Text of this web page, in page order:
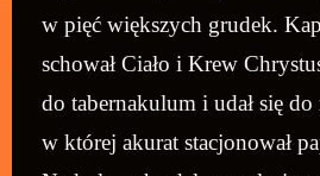
w pięć większych grudek.
schował Ciało i Krew
do tabernakulum i udał się
w której akurat stacjonował